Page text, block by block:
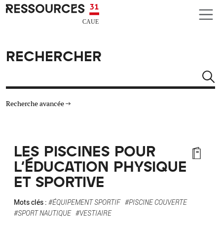
Aller au contenu principal
CAUE RESSOURCES 31
RECHERCHER
Recherche avancée
TYPE DE RESSOURCES
MATÉRIAUX
AUTRES CRITÈRES
LES PISCINES POUR
L'ÉDUCATION PHYSIQUE
ET SPORTIVE
Mots clés : #ÉQUIPEMENT SPORTIF #PISCINE COUVERTE
#SPORT NAUTIQUE #VESTIAIRE